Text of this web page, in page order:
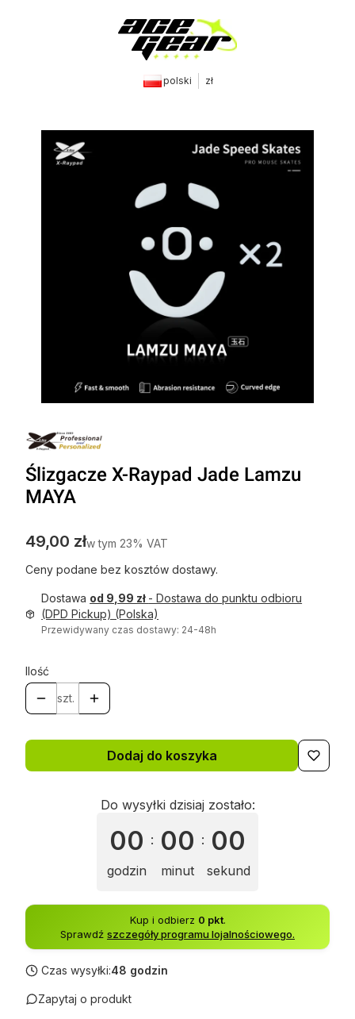
polski zł
Ślizgacze X-Raypad Jade Lamzu
MAYA
Cena
49,00 złw tym 23% VAT
w tym 23% VAT
Ceny podane bez kosztów dostawy.
Dostawa od 9,99 zł - Dostawa do punktu odbioru
(DPD Pickup) (Polska)
Przewidywany czas dostawy: 24-48h
Ilość
szt.
Dodaj do koszyka
Do wysyłki dzisiaj zostało:
00
godzin
: 00
minut
: 00
sekund
Kup i odbierz 0 pkt.
Sprawdź szczegóły programu lojalnościowego.
Czas wysyłki:48 godzin
Zapytaj o produkt